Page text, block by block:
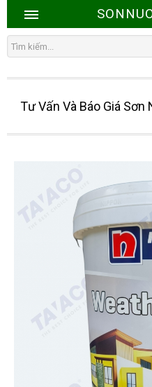
Tư Vấn Và Báo Giá